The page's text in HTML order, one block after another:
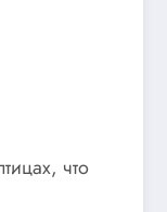
что